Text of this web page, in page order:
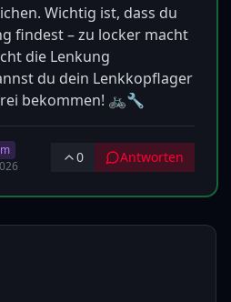
Wichtig ist, dass du
findest – zu locker macht
die Lenkung
du dein Lenkkopflager
bekommen! 🚲🔧
0 Antworten